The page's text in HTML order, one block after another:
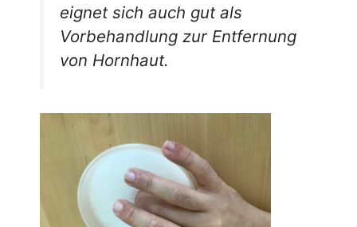
eignet sich auch gut als
Vorbehandlung zur Entfernung
von Hornhaut.